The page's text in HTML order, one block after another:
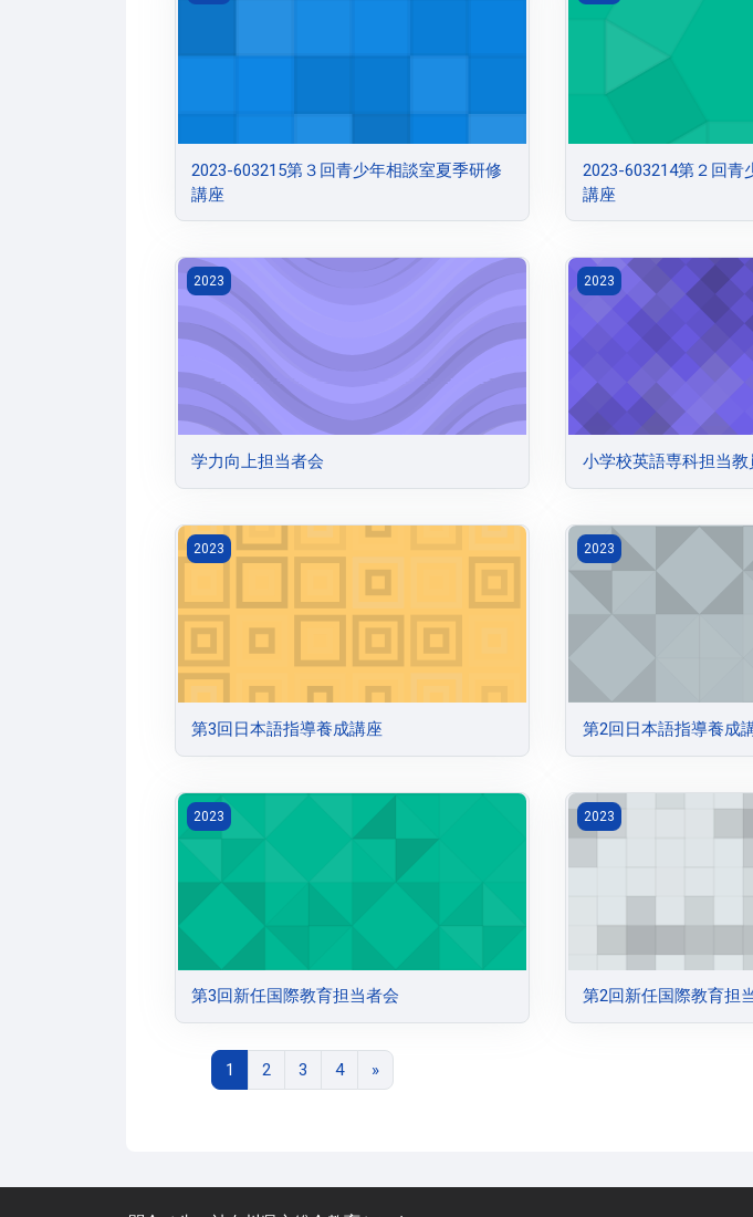
2023-603215第３回青少年相談室夏季研修
講座
2023-603214第２回青
講座
学力向上担当者会
2023
学力向上担当者会
小学校英語専科担当教
2023
小学校英語専科担当教
第3回日本語指導養成講座
2023
第3回日本語指導養成講座
第2回日本語指導養成講
2023
第2回日本語指導養成
第3回新任国際教育担当者会
2023
第3回新任国際教育担当者会
第2回新任国際教育担
2023
第2回新任国際教育担
1 ページ 1
2ページ 2
3ページ 3
4ページ 4
»次のページ